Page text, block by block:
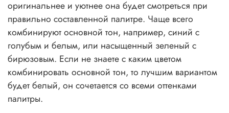
оригинальнее и уютнее она будет смотреться при
правильно составленной палитре. Чаще всего
комбинируют основной тон, например, синий с
голубым и белым, или насыщенный зеленый с
бирюзовым. Если не знаете с каким цветом
комбинировать основной тон, то лучшим вариантом
будет белый, он сочетается со всеми оттенками
палитры.